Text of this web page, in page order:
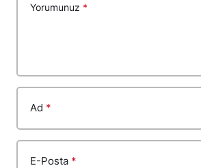
Yorumunuz *
Ad *
E-Posta *